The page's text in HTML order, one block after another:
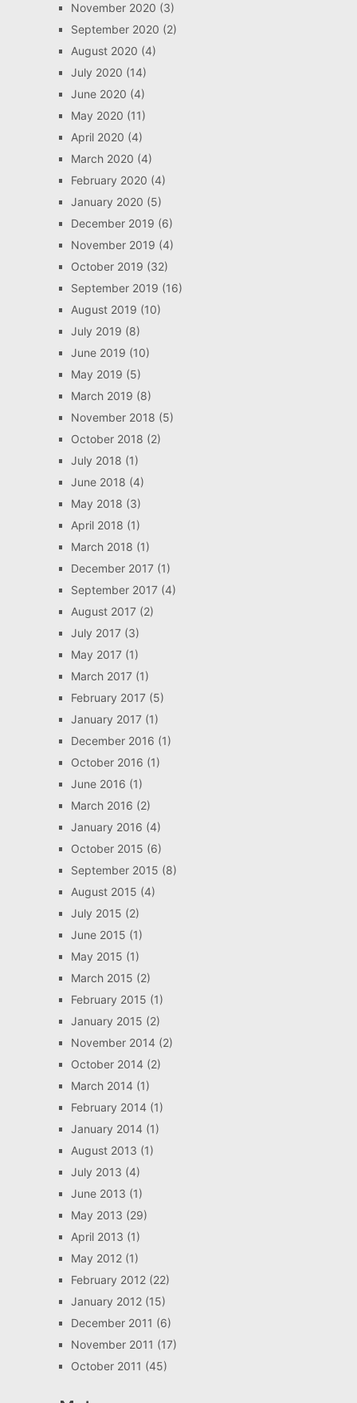
November 2020 (3)
September 2020 (2)
August 2020 (4)
July 2020 (14)
June 2020 (4)
May 2020 (11)
April 2020 (4)
March 2020 (4)
February 2020 (4)
January 2020 (5)
December 2019 (6)
November 2019 (4)
October 2019 (32)
September 2019 (16)
August 2019 (10)
July 2019 (8)
June 2019 (10)
May 2019 (5)
March 2019 (8)
November 2018 (5)
October 2018 (2)
July 2018 (1)
June 2018 (4)
May 2018 (3)
April 2018 (1)
March 2018 (1)
December 2017(1)
September 2017(4)
August 2017(2)
July 2017(3)
May 2017(1)
March 2017(1)
February 2017(5)
January 2017(1)
December 2016 (1)
October 2016 (1)
June 2016 (1)
March 2016 (2)
January 2016 (4)
October 2015 (6)
September 2015 (8)
August 2015 (4)
July 2015 (2)
June 2015 (1)
May 2015 (1)
March 2015 (2)
February 2015 (1)
January 2015 (2)
November 2014(2)
October 2014(2)
March 2014(1)
February 2014(1)
January 2014(1)
August 2013 (1)
July 2013 (4)
June 2013 (1)
May 2013 (29)
April 2013 (1)
May 2012(1)
February 2012(22)
January 2012(15)
December 2011 (6)
November 2011 (17)
October 2011 (45)